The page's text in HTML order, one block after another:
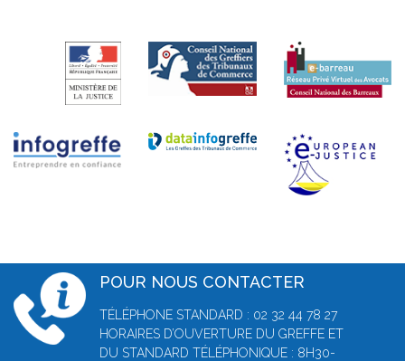
POUR NOUS CONTACTER
TÉLÉPHONE STANDARD : 02 32 44 78 27
HORAIRES D’OUVERTURE DU GREFFE ET
DU STANDARD TÉLÉPHONIQUE : 8H30-